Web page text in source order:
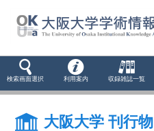
検索画面選択 利用案内 収録雑誌一覧
大阪大学 刊行物